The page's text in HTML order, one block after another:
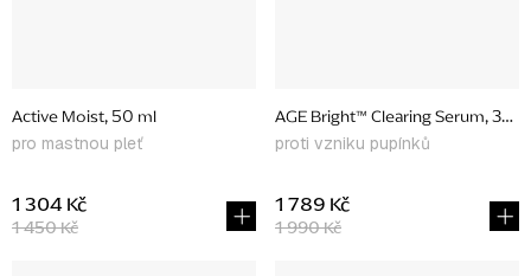
Active Moist, 50 ml
pro mastnou pleť
1 450 Kč
1 304 Kč
AGE Bright™ Clearing Serum, 30
proti vzniku pupínků
1 990 Kč
1 789 Kč